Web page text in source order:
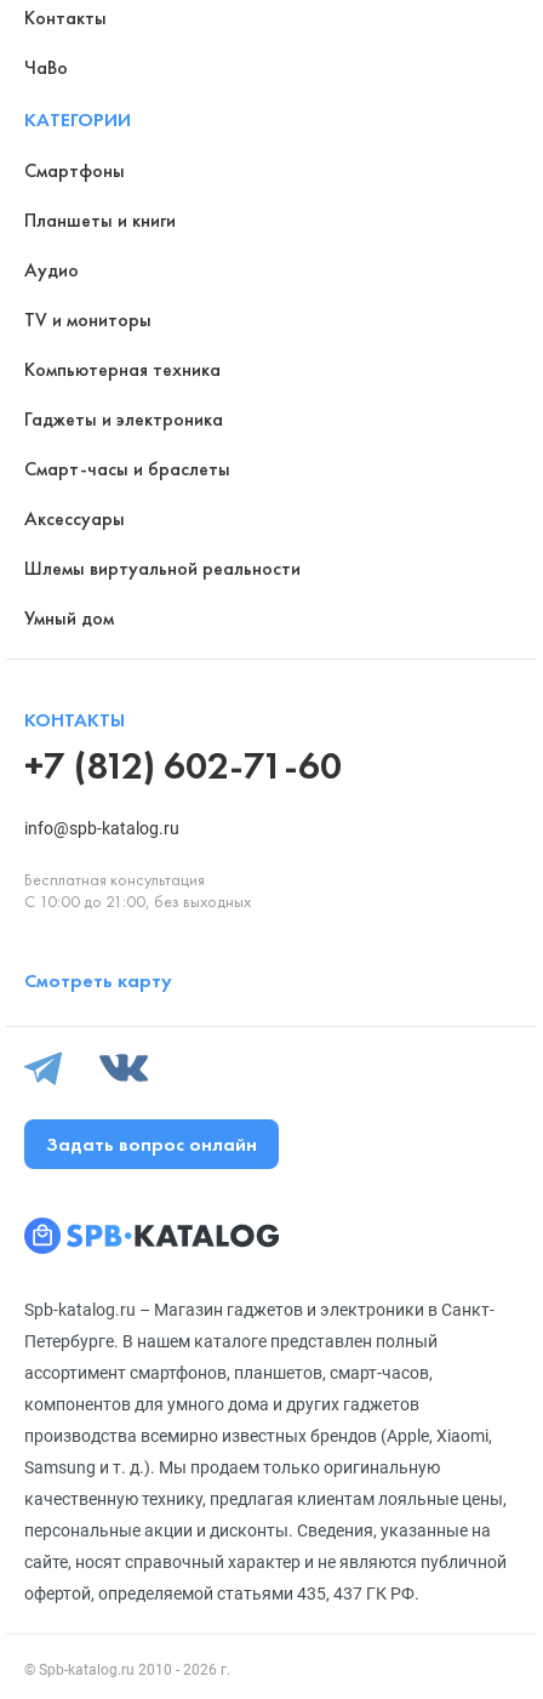
Spb-katalog.ru – Магазин гаджетов и электроники в Санкт-
Петербурге. В нашем каталоге представлен полный
ассортимент смартфонов, планшетов, смарт-часов,
компонентов для умного дома и других гаджетов
производства всемирно известных брендов (Apple, Xiaomi,
Samsung и т. д.). Мы продаем только оригинальную
качественную технику, предлагая клиентам лояльные цены,
персональные акции и дисконты. Сведения, указанные на
сайте, носят справочный характер и не являются публичной
офертой, определяемой статьями 435, 437 ГК РФ.
© Spb-katalog.ru 2010 - 2026 г.
Контакты
ЧаВо
КАТЕГОРИИ
Смартфоны
Планшеты и книги
Аудио
TV и мониторы
Компьютерная техника
Гаджеты и электроника
Смарт-часы и браслеты
Аксессуары
Шлемы виртуальной реальности
Умный дом
КОНТАКТЫ
+7 (812) 602-71-60
info@spb-katalog.ru
Бесплатная консультация
С 10:00 до 21:00, без выходных
Смотреть карту
Задать вопрос онлайн